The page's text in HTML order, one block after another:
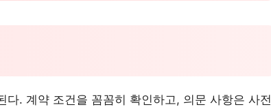
. 계약 조건을 꼼꼼히 확인하고, 의문 사항은 사전